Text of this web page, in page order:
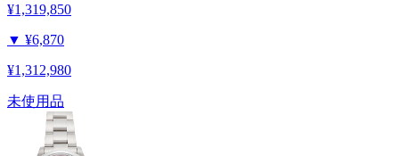
¥1,319,850
▼ ¥6,870
¥1,312,980
未使用品